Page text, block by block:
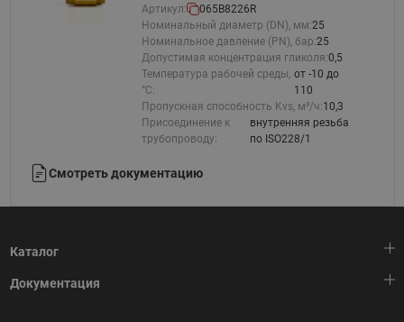
Артикул:
065B8226R
Номинальный диаметр (DN), мм:25
Номинальное давление (PN), бар:25
Допустимая концентрация гликоля:0,5
Температура рабочей среды,
°С:
от -10 до
110
Пропускная способность Kvs, м³/ч:10,3
Присоединение к
трубопроводу:
внутренняя резьба
по ISO228/1
Смотреть документацию
Каталог
Тепловая автоматика
Документация